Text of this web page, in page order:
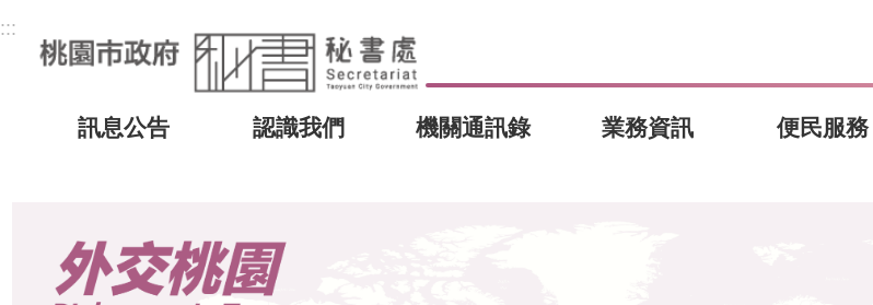
:::
訊息公告 認識我們 機關通訊錄 業務資訊 便民服務